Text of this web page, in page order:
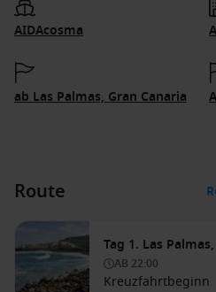
AIDAcosma
ab Las Palmas, Gran Canaria
Route
Tag 1. Las
AB 22:00
Kreuzfahrtbeginn